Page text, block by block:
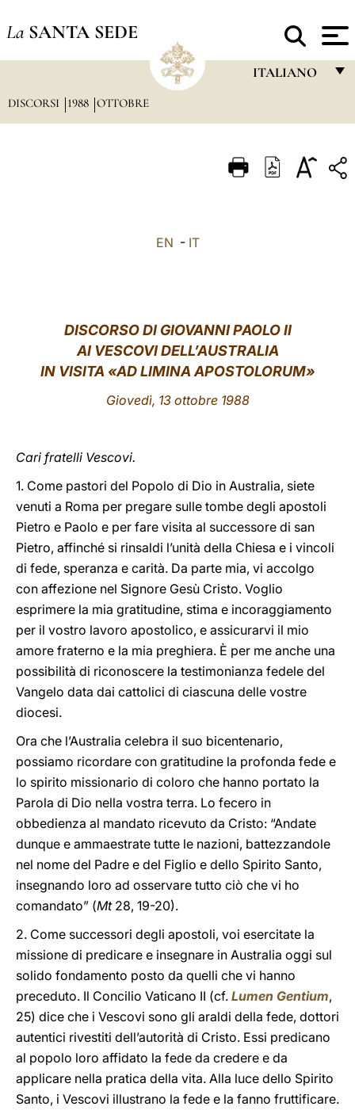
La SANTA SEDE
ITALIANO
ITALIANO
中文
LATINE
DISCORSI 1988 OTTOBRE
EN - IT
DISCORSO DI GIOVANNI PAOLO II
AI VESCOVI DELL’AUSTRALIA
IN VISITA «AD LIMINA APOSTOLORUM»
Giovedì, 13 ottobre 1988
Cari fratelli Vescovi.
1. Come pastori del Popolo di Dio in Australia, siete
venuti a Roma per pregare sulle tombe degli apostoli
Pietro e Paolo e per fare visita al successore di san
Pietro, affinché si rinsaldi l’unità della Chiesa e i vincoli
di fede, speranza e carità. Da parte mia, vi accolgo
con affezione nel Signore Gesù Cristo. Voglio
esprimere la mia gratitudine, stima e incoraggiamento
per il vostro lavoro apostolico, e assicurarvi il mio
amore fraterno e la mia preghiera. È per me anche una
possibilità di riconoscere la testimonianza fedele del
Vangelo data dai cattolici di ciascuna delle vostre
diocesi.
Ora che l’Australia celebra il suo bicentenario,
possiamo ricordare con gratitudine la profonda fede e
lo spirito missionario di coloro che hanno portato la
Parola di Dio nella vostra terra. Lo fecero in
obbedienza al mandato ricevuto da Cristo: “Andate
dunque e ammaestrate tutte le nazioni, battezzandole
nel nome del Padre e del Figlio e dello Spirito Santo,
insegnando loro ad osservare tutto ciò che vi ho
comandato” (Mt28, 19-20).
2. Come successori degli apostoli, voi esercitate la
missione di predicare e insegnare in Australia oggi sul
solido fondamento posto da quelli che vi hanno
preceduto. Il Concilio Vaticano II (cf. Lumen Gentium,
25) dice che i Vescovi sono gli araldi della fede, dottori
autentici rivestiti dell’autorità di Cristo. Essi predicano
al popolo loro affidato la fede da credere e da
applicare nella pratica della vita. Alla luce dello Spirito
Santo, i Vescovi illustrano la fede e la fanno fruttificare.